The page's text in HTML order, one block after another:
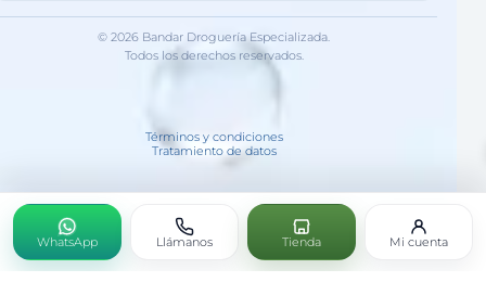
© 2026 Bandar Droguería Especializada.
Todos los derechos reservados.
Términos y condiciones
Tratamiento de datos
WhatsApp Llámanos Tienda Mi cuenta